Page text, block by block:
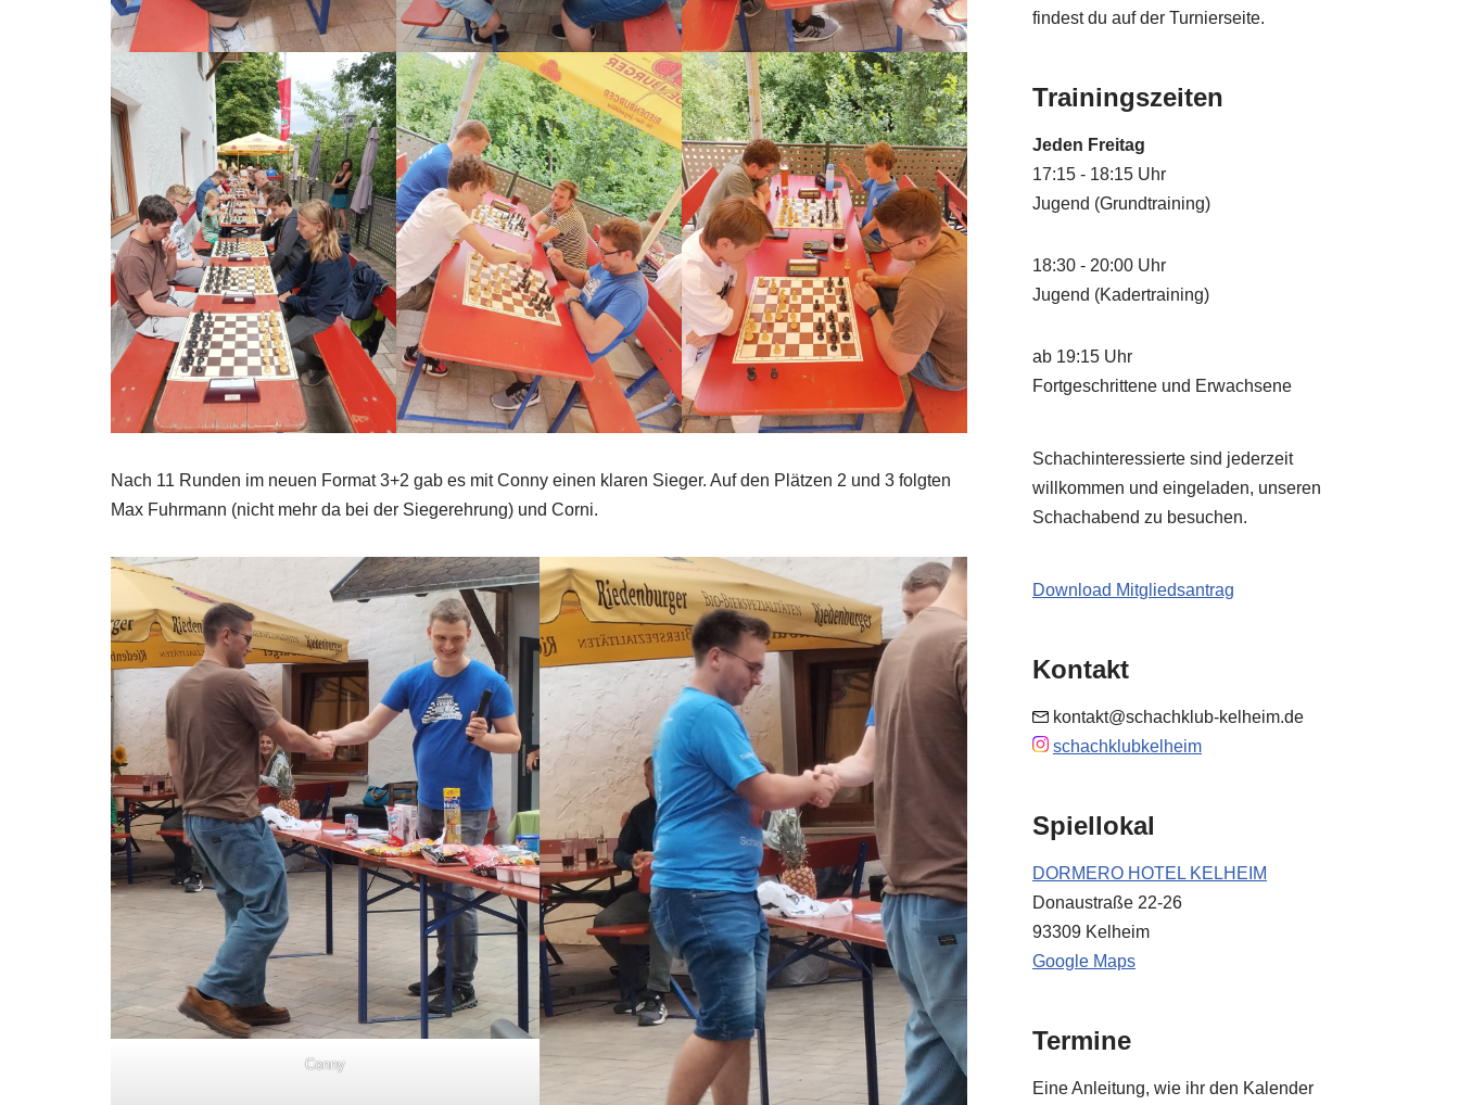
Nach 11 Runden im neuen Format 3+2 gab es mit Conny einen klaren Sieger. Auf den Plätzen 2 und 3 folgten
Max Fuhrmann (nicht mehr da bei der Siegerehrung) und Corni.
Conny
findest du auf der Turnierseite.
Trainingszeiten
Jeden Freitag
17:15 - 18:15 Uhr
Jugend (Grundtraining)
18:30 - 20:00 Uhr
Jugend (Kadertraining)
ab 19:15 Uhr
Fortgeschrittene und Erwachsene
Schachinteressierte sind jederzeit
willkommen und eingeladen, unseren
Schachabend zu besuchen.
Download Mitgliedsantrag
Kontakt
kontakt@schachklub-kelheim.de
schachklubkelheim
Spiellokal
DORMERO HOTEL KELHEIM
Donaustraße 22-26
93309 Kelheim
Google Maps
Termine
Eine Anleitung, wie ihr den Kalender